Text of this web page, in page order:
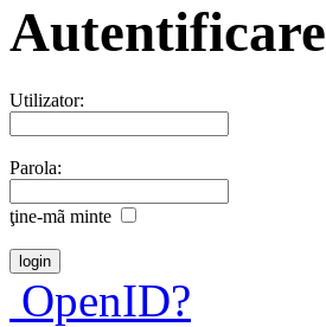
Autentificare
Utilizator:
Parola:
ţine-mã minte
OpenID?